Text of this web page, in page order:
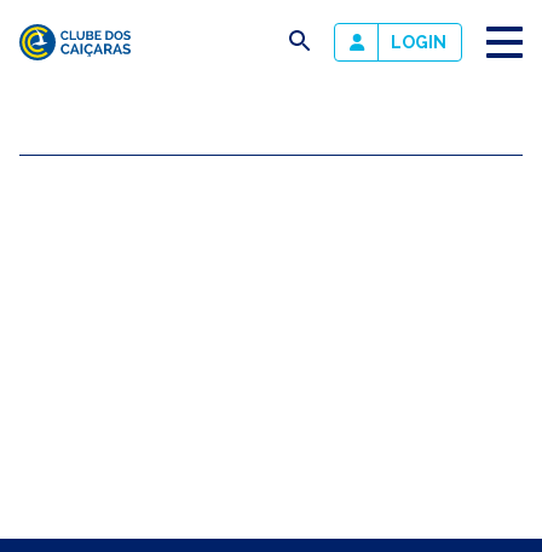
Caiçaras
busca LOGIN